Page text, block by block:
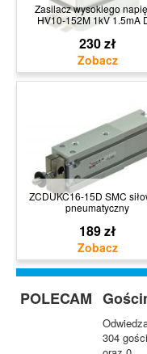
Zasilacz wysokiego
HV10-152M 1kV 1.5mA
230 zł
ZCDUKC16-15D SMC
pneumatyczny
189 zł
POLECAM
304 gości